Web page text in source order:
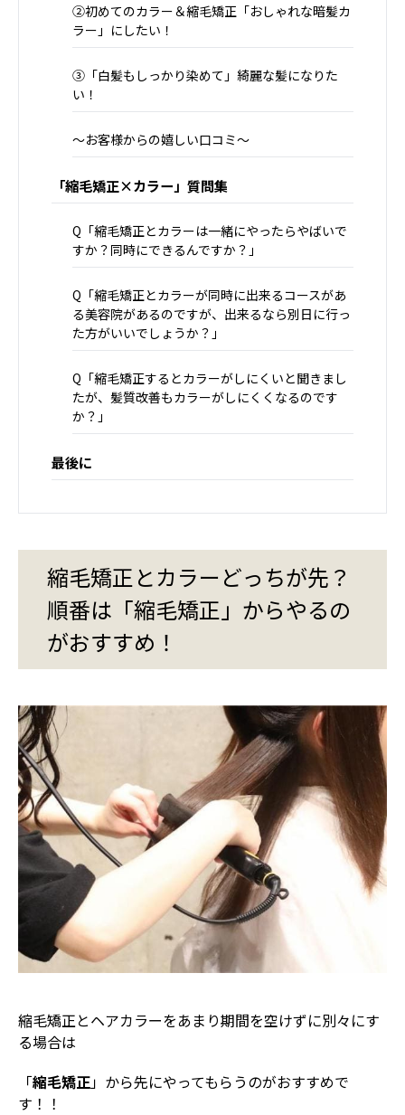
②初めてのカラー＆縮毛矯正「おしゃれな暗髪カ
ラー」にしたい！
③「白髪もしっかり染めて」綺麗な髪になりた
い！
～お客様からの嬉しい口コミ～
「縮毛矯正×カラー」質問集
Q「縮毛矯正とカラーは一緒にやったらやばいで
すか？同時にできるんですか？」
Q「縮毛矯正とカラーが同時に出来るコースがあ
る美容院があるのですが、出来るなら別日に行っ
た方がいいでしょうか？」
Q「縮毛矯正するとカラーがしにくいと聞きまし
たが、髪質改善もカラーがしにくくなるのです
か？」
最後に
縮毛矯正とカラーどっちが先？
順番は「縮毛矯正」からやるの
がおすすめ！
縮毛矯正とヘアカラーをあまり期間を空けずに別々にす
る場合は
「縮毛矯正」から先にやってもらうのがおすすめで
す！！